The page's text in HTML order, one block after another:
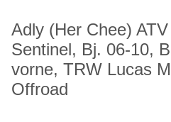
Adly (Her Chee)
Sentinel, Bj. 06-10,
vorne, TRW Lucas
Offroad